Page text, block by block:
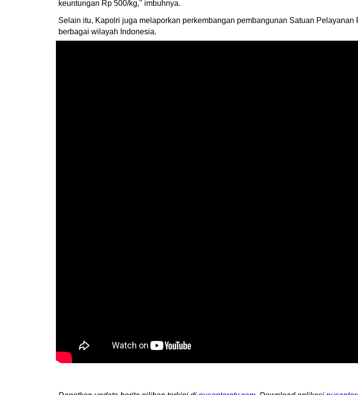
keuntungan Rp 500/kg," imbuhnya.
Selain itu, Kapolri juga melaporkan perkembangan pembangunan Satuan
berbagai wilayah Indonesia.